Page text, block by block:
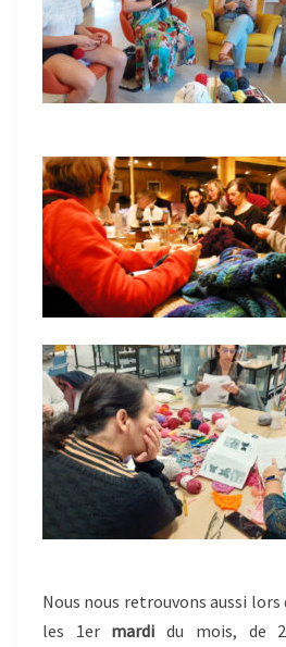
Nous nous retrouvons aussi lors
les 1er mardi du mois, de